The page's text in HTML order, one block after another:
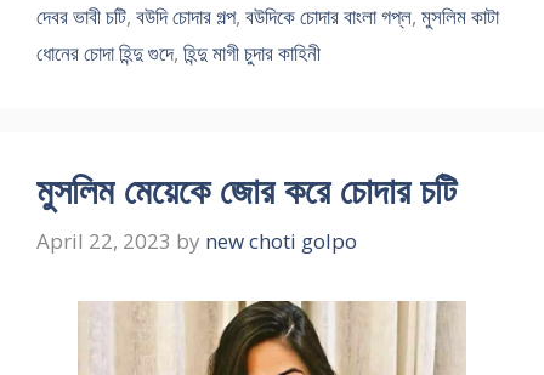
দেবর ভাবী চটি, বউদি চোদার গল্প, বউদিকে চোদার বাংলা গপ্ল, মুসলিম কাটা
ধোনের চোদা হিন্দু গুদে, হিন্দু মাগী চুদার কাহিনী
মুসলিম মেয়েকে জোর করে চোদার চটি
April 22, 2023 by new choti golpo